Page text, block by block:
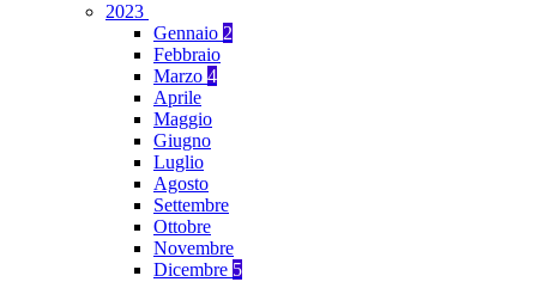
2023
Gennaio 2
Febbraio
Marzo 4
Aprile
Maggio
Giugno
Luglio
Agosto
Settembre
Ottobre
Novembre
Dicembre 5